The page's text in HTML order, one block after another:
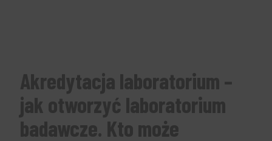
Akredytacja laboratorium –
jak otworzyć laboratorium
badawcze. Kto może